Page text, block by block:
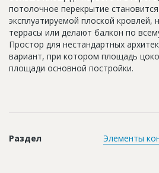
Пресс-релизы
Правила работы
Контакты
потолочное перекрытие
эксплуатируемой плоской кровлей,
террасы или делают балкон по
Простор для нестандартных
вариант, при котором площадь
площади основной постройки.
Раздел Элементы